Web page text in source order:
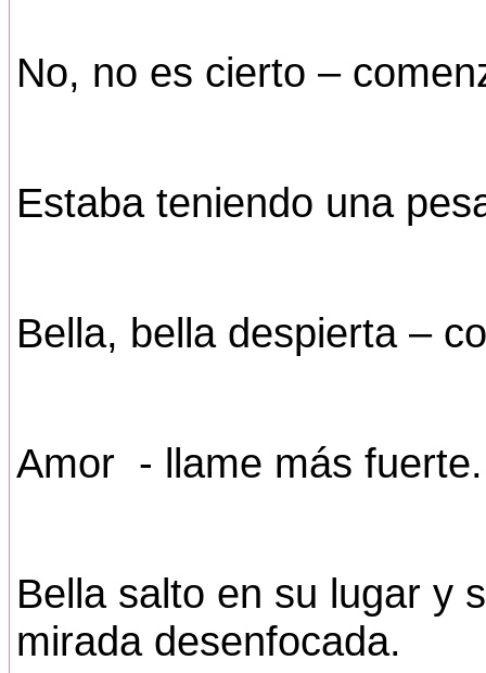
No, no es cierto –
Estaba teniendo una
Bella, bella despierta –
Amor - llame más fuerte.
Bella salto en su lugar y
mirada desenfocada.